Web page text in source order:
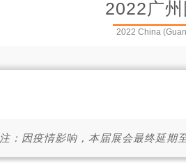
2022广
2022 China
注：因疫情影响，本届展会最终延期